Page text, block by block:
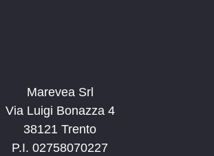
Marevea Srl
Via Luigi Bonazza 4
38121 Trento
P.I. 02758070227